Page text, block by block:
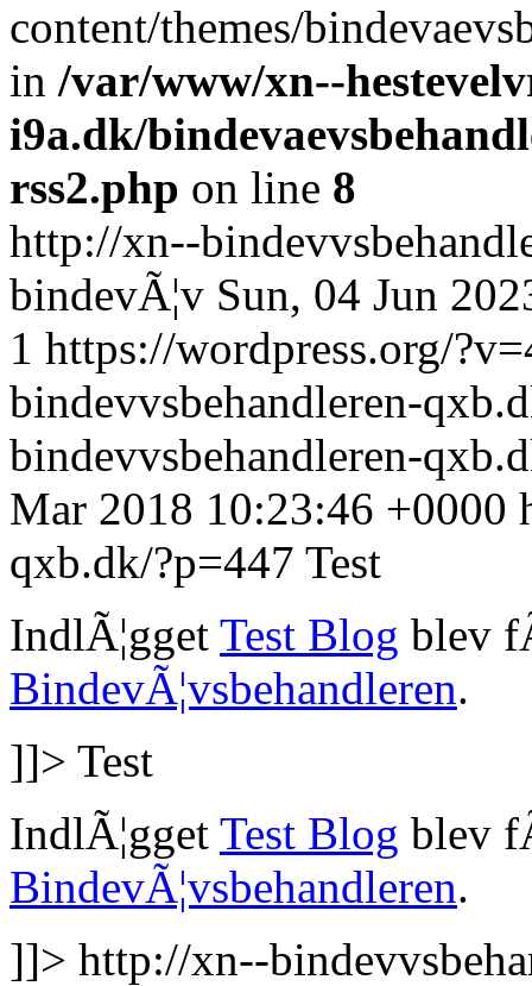
content/themes/
in /var/www/xn--
i9a.dk/
rss2.php on line 8
http://xn--
bindevÃ¦v Sun, 04 Jun
1 https://wordpress.org/
bindevvsbehandleren-
bindevvsbehandleren-
Mar 2018 10:23:46 +0000
qxb.dk/?p=447 Test
IndlÃ¦gget Test Blog blev
BindevÃ¦vsbehandleren.
]]> Test
IndlÃ¦gget Test Blog blev
BindevÃ¦vsbehandleren.
]]> http://xn--